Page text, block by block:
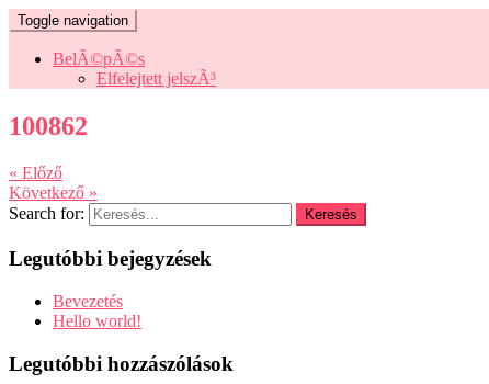
Toggle navigation
BelÃ©pÃ©s
Elfelejtett jelszÃ³
100862
« Előző
Következő »
Search for:
Legutóbbi bejegyzések
Bevezetés
Hello world!
Legutóbbi hozzászólások